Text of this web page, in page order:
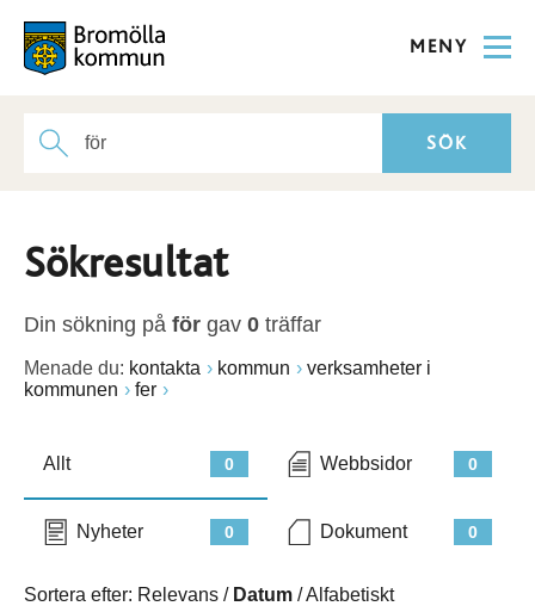
MENY
Sökresultat
Din sökning på för gav 0 träffar
Menade du: kontakta kommun
verksamheter i
kommunen
fer
0
Allt 0
Webbsidor
0
Nyheter 0
Dokument
Sortera efter: Relevans / Datum /Alfabetiskt